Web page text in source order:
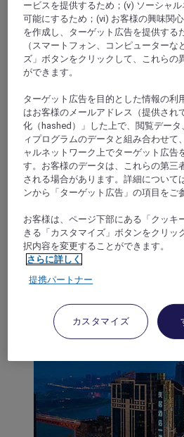
重慶, 中国
メルキュール重慶ダウン
オープン）
地区に位置しています。2 号
駅および有名な人民解放のモ
分の距離にあり、Hongya洞窟
tian men などの観光名所にも
す。重慶江北国際空港からは
お応えできるよう、レストラ
ー、カンファレンスルームを
夜景をお楽しみいただけます
ービスを提供するため；(v) ソーシャ
可能にするため；(vi) お客様の興味関
を作成し、ターゲット広告を提供する
（スマートフォン、コンピューターな
ズ」ボタンをクリックして、これらの
ができます。
ターゲット広告を目的とした情報の利
はお客様のメールアドレス（提供され
化（hashed）」した上で、閲覧デー
ィプログラムのデータと組み合わせて
ャルネットワーク上でターゲット広告
す。お客様のデータは、これらの第三
される場合があります。詳細について
ンから「ターゲット広告」の項目をご
お客様は、ページ下部にある「クッキ
きる「カスタマイズ」ボタンをクリッ
択内容を変更することができます。
さらに詳しく
提携パートナー
カスタマイズ